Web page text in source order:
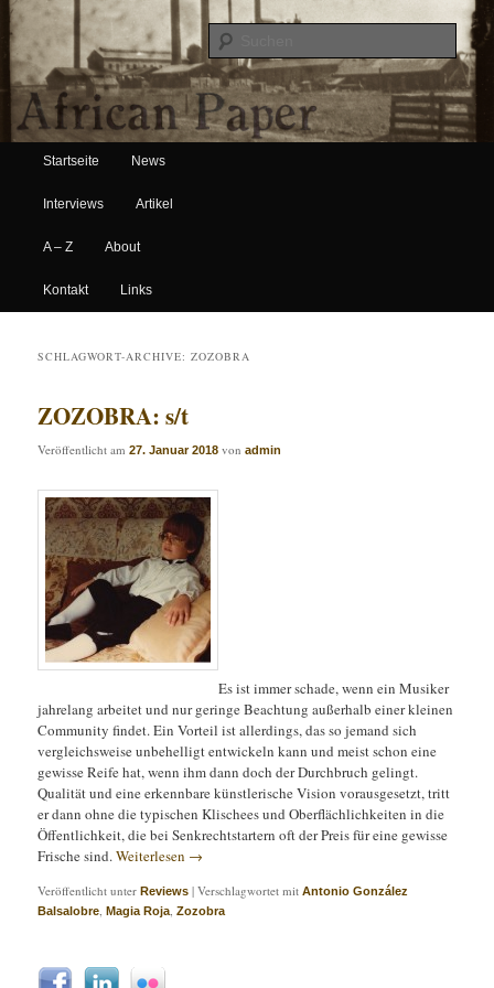
African Paper
Hauptmenü
Zum Inhalt wechseln
Zum sekundären Inhalt wechseln
Startseite News
Interviews Artikel
A – Z About
Kontakt Links
SCHLAGWORT-ARCHIVE:ZOZOBRA
ZOZOBRA: s/t
Veröffentlicht am27. Januar 2018 vonadmin
Es ist immer schade, wenn ein Musiker
jahrelang arbeitet und nur geringe Beachtung außerhalb einer kleinen
Community findet. Ein Vorteil ist allerdings, das so jemand sich
vergleichsweise unbehelligt entwickeln kann und meist schon eine
gewisse Reife hat, wenn ihm dann doch der Durchbruch gelingt.
Qualität und eine erkennbare künstlerische Vision vorausgesetzt, tritt
er dann ohne die typischen Klischees und Oberflächlichkeiten in die
Öffentlichkeit, die bei Senkrechtstartern oft der Preis für eine gewisse
Frische sind.Weiterlesen →
Veröffentlicht unter Reviews |Verschlagwortet mit Antonio González
Balsalobre ,Magia Roja ,Zozobra